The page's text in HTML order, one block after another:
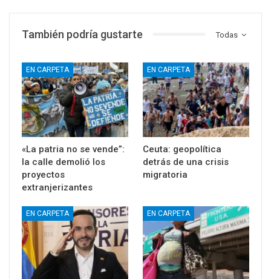
Todas
También podría gustarte
EN CARPETA
«La patria no se vende”:
la calle demolió los
proyectos
extranjerizantes
EN CARPETA
Ceuta: geopolítica
detrás de una crisis
migratoria
EN CARPETA EN CARPETA